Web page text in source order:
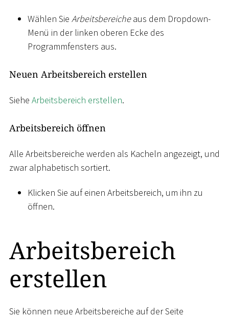
Wählen Sie Arbeitsbereicheaus dem Dropdown-
Menü in der linken oberen Ecke des
Programmfensters aus.
Neuen Arbeitsbereich erstellen
Siehe Arbeitsbereich erstellen.
Arbeitsbereich öffnen
Alle Arbeitsbereiche werden als Kacheln angezeigt, und
zwar alphabetisch sortiert.
Klicken Sie auf einen Arbeitsbereich, um ihn zu
öffnen.
Arbeitsbereich
erstellen
Sie können neue Arbeitsbereiche auf der Seite